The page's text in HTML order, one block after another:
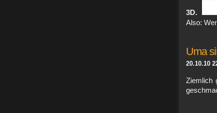
3D.
Also:
Uma
20.10.10
Ziemlich